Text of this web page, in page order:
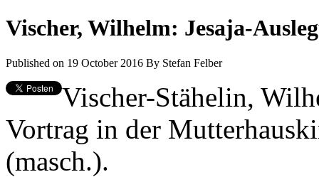
Vischer, Wilhelm: Jesaja-
Published on 19 October 2016 By Stefan Felber
Vischer-Stähelin,
Vortrag in der
(masch.).